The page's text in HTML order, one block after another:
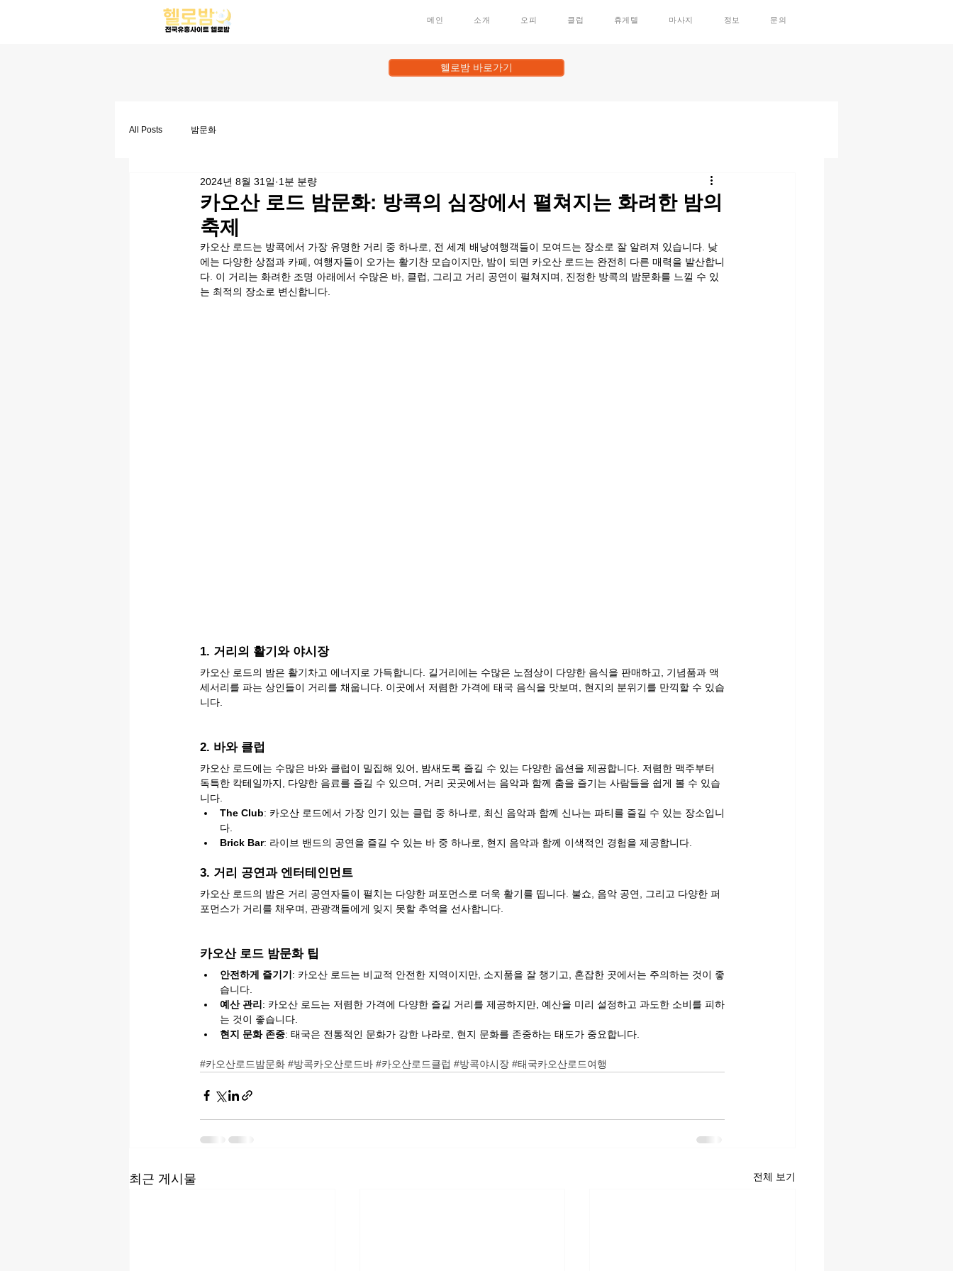
메인 소개 오피 클럽 휴게텔 마사지 정보 문의
헬로밤 바로가기
All Posts 밤문화
카오산 로드 밤문화: 방콕의 심장에서 펼쳐지는 화려한 밤의
축제
2024년 8월 31일 1분 분량
카오산 로드는 방콕에서 가장 유명한 거리 중 하나로, 전 세계 배낭여행객들이 모여드는 장소로 잘 알려져 있습니다. 낮
에는 다양한 상점과 카페, 여행자들이 오가는 활기찬 모습이지만, 밤이 되면 카오산 로드는 완전히 다른 매력을 발산합니
다. 이 거리는 화려한 조명 아래에서 수많은 바, 클럽, 그리고 거리 공연이 펼쳐지며, 진정한 방콕의 밤문화를 느낄 수 있
는 최적의 장소로 변신합니다.
1. 거리의 활기와 야시장
카오산 로드의 밤은 활기차고 에너지로 가득합니다. 길거리에는 수많은 노점상이 다양한 음식을 판매하고, 기념품과 액
세서리를 파는 상인들이 거리를 채웁니다. 이곳에서 저렴한 가격에 태국 음식을 맛보며, 현지의 분위기를 만끽할 수 있습
니다.
2. 바와 클럽
카오산 로드에는 수많은 바와 클럽이 밀집해 있어, 밤새도록 즐길 수 있는 다양한 옵션을 제공합니다. 저렴한 맥주부터
독특한 칵테일까지, 다양한 음료를 즐길 수 있으며, 거리 곳곳에서는 음악과 함께 춤을 즐기는 사람들을 쉽게 볼 수 있습
니다.
The Club: 카오산 로드에서 가장 인기 있는 클럽 중 하나로, 최신 음악과 함께 신나는 파티를 즐길 수 있는 장소입니
다.
Brick Bar: 라이브 밴드의 공연을 즐길 수 있는 바 중 하나로, 현지 음악과 함께 이색적인 경험을 제공합니다.
3. 거리 공연과 엔터테인먼트
카오산 로드의 밤은 거리 공연자들이 펼치는 다양한 퍼포먼스로 더욱 활기를 띱니다. 불쇼, 음악 공연, 그리고 다양한 퍼
포먼스가 거리를 채우며, 관광객들에게 잊지 못할 추억을 선사합니다.
카오산 로드 밤문화 팁
안전하게 즐기기: 카오산 로드는 비교적 안전한 지역이지만, 소지품을 잘 챙기고, 혼잡한 곳에서는 주의하는 것이 좋
습니다.
예산 관리: 카오산 로드는 저렴한 가격에 다양한 즐길 거리를 제공하지만, 예산을 미리 설정하고 과도한 소비를 피하
는 것이 좋습니다.
현지 문화 존중: 태국은 전통적인 문화가 강한 나라로, 현지 문화를 존중하는 태도가 중요합니다.
#카오산로드밤문화 #방콕카오산로드바 #카오산로드클럽 #방콕야시장 #태국카오산로드여행
최근 게시물 전체 보기